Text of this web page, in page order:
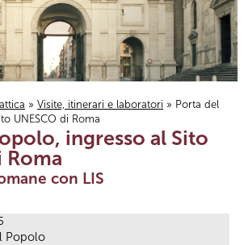
» Visite, itinerari e laboratori » Porta del
UNESCO di Roma
ingresso al Sito
Roma
con LIS
Popolo